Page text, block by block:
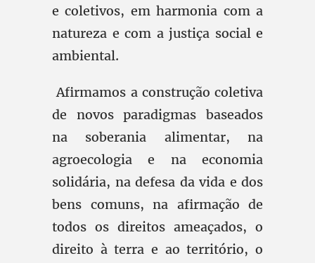
e coletivos, em harmonia com a
natureza e com a justiça social e
ambiental.
Afirmamos a construção coletiva
de novos paradigmas baseados
na soberania alimentar, na
agroecologia e na economia
solidária, na defesa da vida e dos
bens comuns, na afirmação de
todos os direitos ameaçados, o
direito à terra e ao território, o